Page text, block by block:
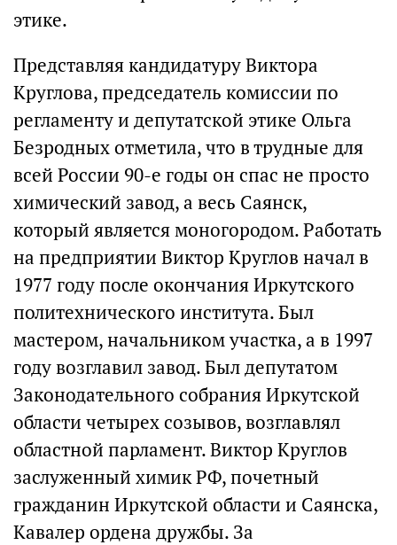
этике.
Представляя кандидатуру Виктора
Круглова, председатель комиссии по
регламенту и депутатской этике Ольга
Безродных отметила, что в трудные для
всей России 90-е годы он спас не просто
химический завод, а весь Саянск,
который является моногородом. Работать
на предприятии Виктор Круглов начал в
1977 году после окончания Иркутского
политехнического института. Был
мастером, начальником участка, а в 1997
году возглавил завод. Был депутатом
Законодательного собрания Иркутской
области четырех созывов, возглавлял
областной парламент. Виктор Круглов
заслуженный химик РФ, почетный
гражданин Иркутской области и Саянска,
Кавалер ордена дружбы. За